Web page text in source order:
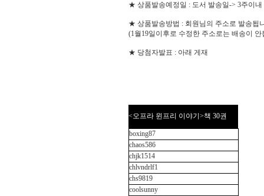
★ 상품발송예정일 : 도서 발송일-> 3주이내
★ 상품발송방법 : 회원님의 주소로 발송됩
(1월19일이후로 수정한 주소로는 배송이
★ 당첨자발표 : 아래 게재
<오프라 윈프리 이야기>책 30권
boxing87
chaos586
chjk1514
chlvndrlf1
chs9819
coolsunny